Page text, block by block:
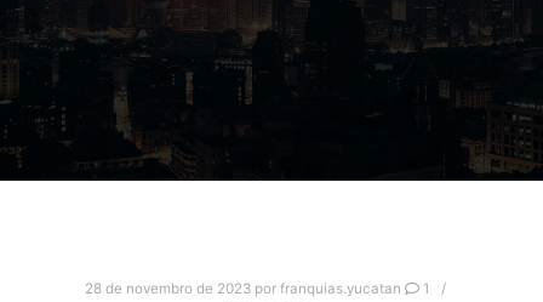
28 de novembro de 2023 por franquias.yucatan
1